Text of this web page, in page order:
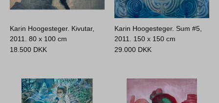
Karin Hoogesteger. Kivutar,
2011.80 x 100 cm
18.500 DKK
Karin Hoogesteger. Sum #5,
2011. 150 x 150 cm
29.000 DKK